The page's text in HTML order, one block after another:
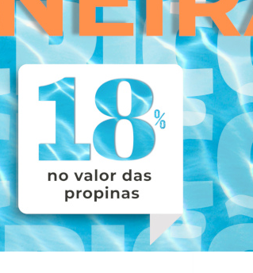
WORKSHOP
“ECOANSIEDADE: DA
EMOÇÃO À AÇÃO”
Online
19 Dez. 2026-Inscrições Abertas
Porto
07 Nov.